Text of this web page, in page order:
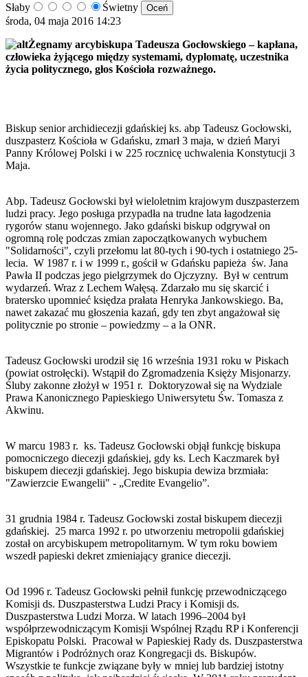
Słaby
Świetny
środa, 04 maja 2016 14:23
Żegnamy arcybiskupa Tadeusza Gocłowskiego – kapłana,
człowieka żyjącego między systemami, dyplomatę, uczestnika
życia politycznego, głos Kościoła rozważnego.
Biskup senior archidiecezji gdańskiej ks. abp Tadeusz Gocłowski,
duszpasterz Kościoła w Gdańsku, zmarł 3 maja, w dzień Maryi
Panny Królowej Polski i w 225 rocznicę uchwalenia Konstytucji 3
Maja.
Abp. Tadeusz Gocłowski był wieloletnim krajowym duszpasterzem
ludzi pracy. Jego posługa przypadła na trudne lata łagodzenia
rygorów stanu wojennego. Jako gdański biskup odgrywał on
ogromną rolę podczas zmian zapoczątkowanych wybuchem
"Solidarności", czyli przełomu lat 80-tych i 90-tych i ostatniego 25-
lecia. W 1987 r. i w 1999 r., gościł w Gdańsku papieża św. Jana
Pawła II podczas jego pielgrzymek do Ojczyzny. Był w centrum
wydarzeń. Wraz z Lechem Wałęsą. Zdarzało mu się skarcić i
bratersko upomnieć księdza prałata Henryka Jankowskiego. Ba,
nawet zakazać mu głoszenia kazań, gdy ten zbyt angażował się
politycznie po stronie – powiedzmy – a la ONR.
Tadeusz Gocłowski urodził się 16 września 1931 roku w Piskach
(powiat ostrołęcki). Wstąpił do Zgromadzenia Księży Misjonarzy.
Śluby zakonne złożył w 1951 r. Doktoryzował się na Wydziale
Prawa Kanonicznego Papieskiego Uniwersytetu Św. Tomasza z
Akwinu.
W marcu 1983 r. ks. Tadeusz Gocłowski objął funkcję biskupa
pomocniczego diecezji gdańskiej, gdy ks. Lech Kaczmarek był
biskupem diecezji gdańskiej. Jego biskupia dewiza brzmiała:
"Zawierzcie Ewangelii" - „Credite Evangelio”.
31 grudnia 1984 r. Tadeusz Gocłowski został biskupem diecezji
gdańskiej. 25 marca 1992 r. po utworzeniu metropolii gdańskiej
został on arcybiskupem metropolitarnym. W tym roku bowiem
wszedł papieski dekret zmieniający granice diecezji.
Od 1996 r. Tadeusz Gocłowski pełnił funkcję przewodniczącego
Komisji ds. Duszpasterstwa Ludzi Pracy i Komisji ds.
Duszpasterstwa Ludzi Morza. W latach 1996–2004 był
współprzewodniczącym Komisji Wspólnej Rządu RP i Konferencji
Episkopatu Polski. Pracował w Papieskiej Rady ds. Duszpasterstwa
Migrantów i Podróżnych oraz Kongregacji ds. Biskupów.
Wszystkie te funkcje związane były w mniej lub bardziej istotny